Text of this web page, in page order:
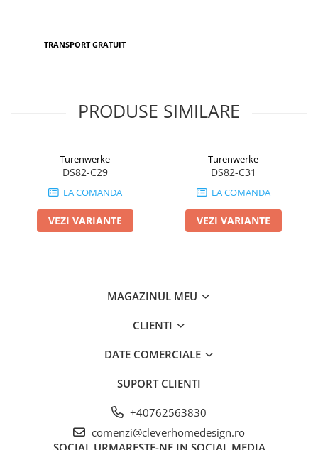
TRANSPORT GRATUIT
PRODUSE SIMILARE
Turenwerke
DS82-C29
LA COMANDA
VEZI VARIANTE
Turenwerke
DS82-C31
LA COMANDA
VEZI VARIANTE
MAGAZINUL MEU
CLIENTI
DATE COMERCIALE
SUPORT CLIENTI
+40762563830
comenzi@cleverhomedesign.ro
SOCIAL URMARESTE-NE IN SOCIAL MEDIA